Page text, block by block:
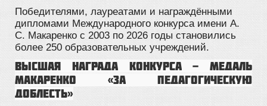
Победителями, лауреатами и награждёнными
дипломами Международного конкурсаимени А.
С. Макаренко с 2003 по 2026 годы становились
более 250 образовательных учреждений.
Высшая награда Конкурса - медаль
Макаренко «За педагогическую
доблесть»